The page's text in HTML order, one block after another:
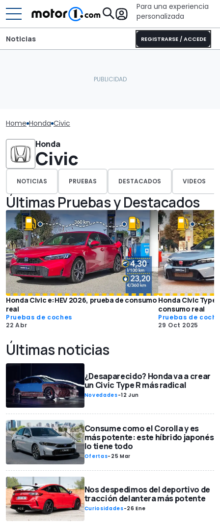
Para una experiencia
personalizada
REGISTRARSE / ACCEDE
Noticias
Home Honda Civic
Honda
Civic
NOTICIAS PRUEBAS DESTACADOS VIDEOS
Últimas Pruebas y Destacados
Honda Civic e:HEV 2026, prueba de consumo
real
Pruebas de coches
22 Abr
Honda Civic Type
consumo real
Pruebas de
29 Oct 2025
Últimas noticias
¿Desaparecido? Honda va a crear
un Civic Type R más radical
Novedades-12 Jun
Consume como el Corolla y es
más potente: este híbrido japonés
lo tiene todo
Ofertas- 25 Mar
Nos despedimos del deportivo de
tracción delantera más potente
Curiosidades-26 Ene